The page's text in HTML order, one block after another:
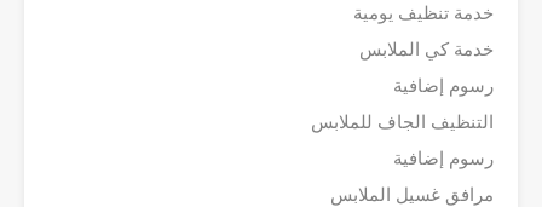
خدمة تنظيف يومية
خدمة كي الملابس
رسوم إضافية
التنظيف الجاف للملابس
رسوم إضافية
مرافق غسيل الملابس